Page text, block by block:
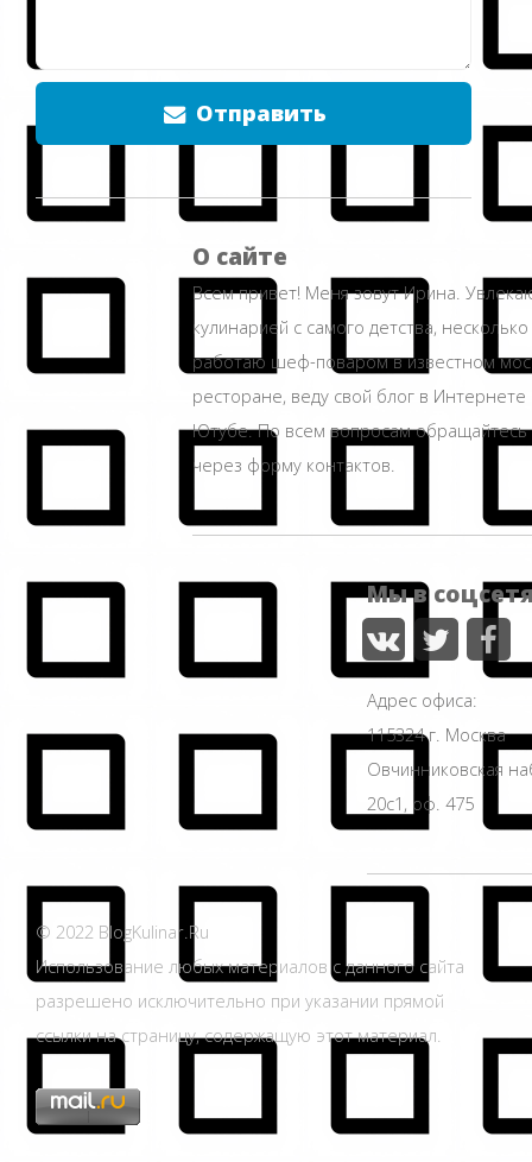
Отправить
О сайте
Всем привет! Меня зовут Ирина.
кулинарией с самого детства,
работаю шеф-поваром в известном
ресторане, веду свой блог в Интернете
Ютубе. По всем вопросам
через форму контактов.
Мы в
Адрес офиса:
115324 г. Москва
Овчинниковская
20с1, оф. 475
© 2022 BlogKulinar.Ru
Использование любых материалов с данного сайта
разрешено исключительно при указании прямой
ссылки на страницу, содержащую этот материал.